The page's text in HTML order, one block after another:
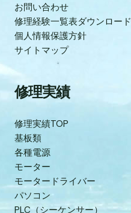
お問い合わせ
修理経験一覧表ダウンロード
個人情報保護方針
サイトマップ
修理実績
修理実績TOP
基板類
各種電源
モーター
モータードライバー
パソコン
PLC（シーケンサー）